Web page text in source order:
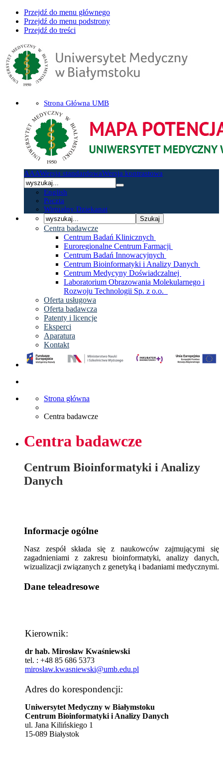
Przejdź do menu głównego
Przejdź do menu podstrony
Przejdź do treści
Strona Główna UMB
AAAWersja standardowaWersja kontrastowa
English
Poczta
Wirtualny Dziekanat
Szukaj
Centra badawcze
Centrum Badań Klinicznych
Euroregionalne Centrum Farmacji
Centrum Badań Innowacyjnych
Centrum Bioinformatyki i Analizy Danych
Centrum Medycyny Doświadczalnej
Laboratorium Obrazowania Molekularnego i
Rozwoju Technologii Sp. z o.o.
Oferta usługowa
Oferta badawcza
Patenty i licencje
Eksperci
Aparatura
Kontakt
Strona główna
Centra badawcze
Centra badawcze
Centrum Bioinformatyki i Analizy
Danych
Informacje ogólne
Nasz zespół składa się z naukowców zajmującymi się
zagadnieniami z zakresu bioinformatyki, analizy danych,
wizualizacji związanych z genetyką i badaniami medycznymi.
Dane teleadresowe
Kierownik:
dr hab. Mirosław Kwaśniewski
tel. : +48 85 686 5373
miroslaw.kwasniewski@umb.edu.pl
Adres do korespondencji:
Uniwersytet Medyczny w Białymstoku
Centrum Bioinformatyki i Analizy Danych
ul. Jana Kilińskiego 1
15-089 Białystok